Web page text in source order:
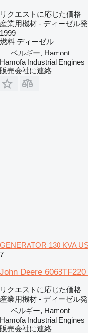
リクエストに応じた価格
産業用機材 - ディーゼル
1999
燃料 ディーゼル
ベルギー, Hamont
Hamofa Industrial Engines
販売会社に連絡
GENERATOR 130 KVA
7
John Deere
リクエストに応じた価格
産業用機材 - ディーゼル
ベルギー, Hamont
Hamofa Industrial Engines
販売会社に連絡